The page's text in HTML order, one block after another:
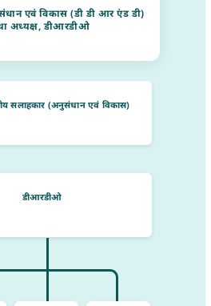
एवं विकास (डी डी आर एंड डी)
अध्यक्ष, डीआरडीओ
डीआरडीओ
सलाहकार (अनुसंधान एवं विकास)